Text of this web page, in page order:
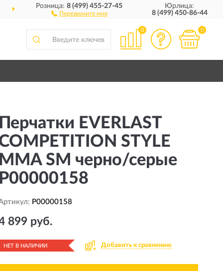
ДОСТАВИМ ПО ВСЕЙ РОССИИ
Розница:8 (499) 455-27-45
Перезвоните мне
Юрлица:
8 (499) 450-86-44
0 0
EVERLAST
STYLE
SM черно/серые
P00000158
899 руб.
НЕТ В НАЛИЧИИ Добавить к сравнению